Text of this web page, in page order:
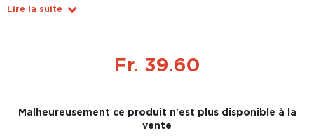
Lire la suite
Fr. 39.60
Malheureusement ce produit n'est plus disponible à la
vente